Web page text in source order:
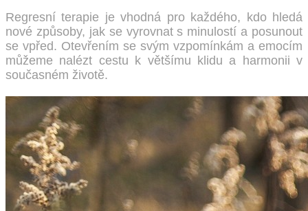
Regresní terapie je vhodná pro každého, kdo hledá
nové způsoby, jak se vyrovnat s minulostí a posunout
se vpřed. Otevřením se svým vzpomínkám a emocím
můžeme nalézt cestu k většímu klidu a harmonii v
současném životě.